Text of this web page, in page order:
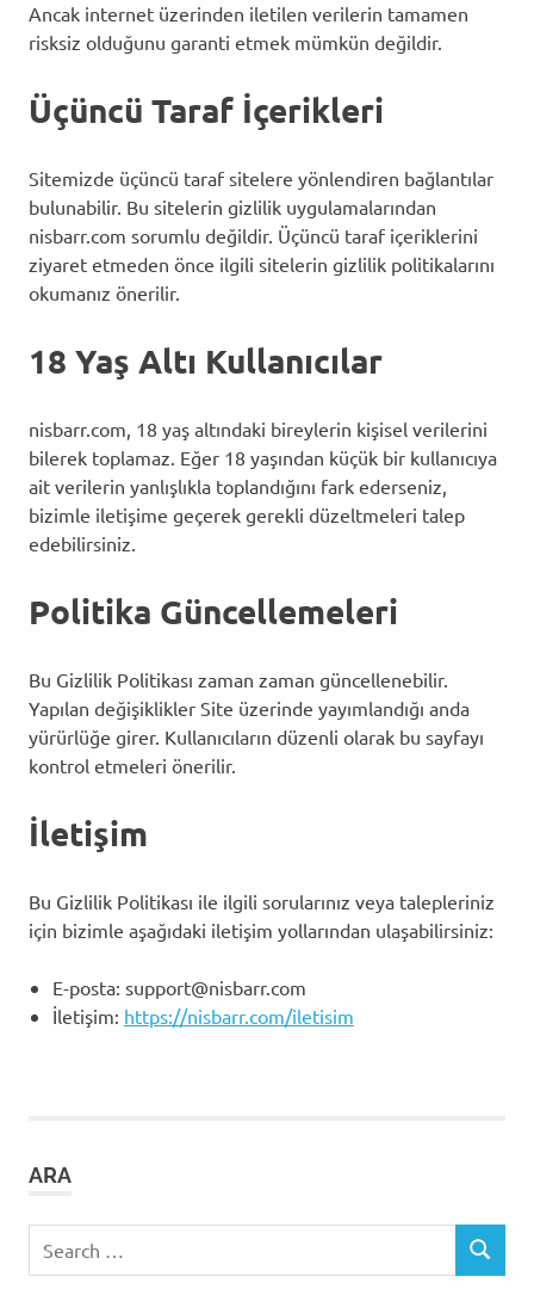
Ancak internet üzerinden iletilen verilerin tamamen
risksiz olduğunu garanti etmek mümkün değildir.
Üçüncü Taraf İçerikleri
Sitemizde üçüncü taraf sitelere yönlendiren bağlantılar
bulunabilir. Bu sitelerin gizlilik uygulamalarından
nisbarr.com sorumlu değildir. Üçüncü taraf içeriklerini
ziyaret etmeden önce ilgili sitelerin gizlilik politikalarını
okumanız önerilir.
18 Yaş Altı Kullanıcılar
nisbarr.com, 18 yaş altındaki bireylerin kişisel verilerini
bilerek toplamaz. Eğer 18 yaşından küçük bir kullanıcıya
ait verilerin yanlışlıkla toplandığını fark ederseniz,
bizimle iletişime geçerek gerekli düzeltmeleri talep
edebilirsiniz.
Politika Güncellemeleri
Bu Gizlilik Politikası zaman zaman güncellenebilir.
Yapılan değişiklikler Site üzerinde yayımlandığı anda
yürürlüğe girer. Kullanıcıların düzenli olarak bu sayfayı
kontrol etmeleri önerilir.
İletişim
Bu Gizlilik Politikası ile ilgili sorularınız veya talepleriniz
için bizimle aşağıdaki iletişim yollarından ulaşabilirsiniz:
E-posta: support@nisbarr.com
İletişim: https://nisbarr.com/iletisim
ARA
SEARCH